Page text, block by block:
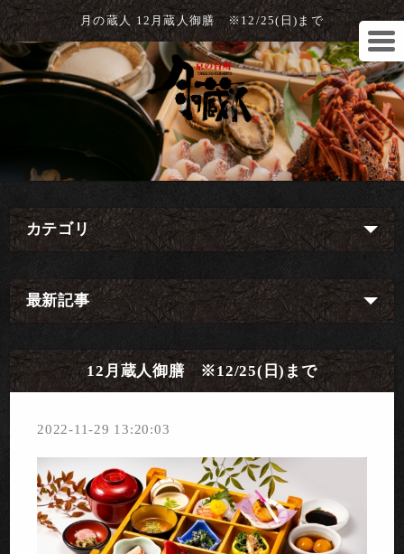
月の蔵人 12月蔵人御膳 ※12/25(日)まで
カテゴリ
最新記事
12月蔵人御膳 ※12/25(日)まで
2022-11-29 13:20:03